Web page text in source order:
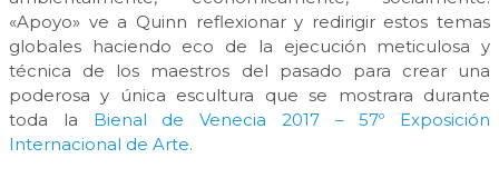
«Apoyo» ve a Quinn reflexionar y redirigir estos temas
globales haciendo eco de la ejecución meticulosa y
técnica de los maestros del pasado para crear una
poderosa y única escultura que se mostrara durante
toda la Bienal de Venecia 2017 – 57º Exposición
Internacional de Arte.